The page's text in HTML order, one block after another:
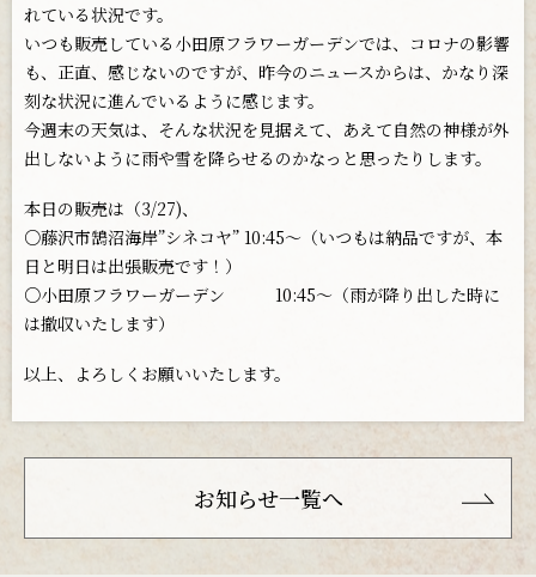
れている状況です。
いつも販売している小田原フラワーガーデンでは、コロナの影響
も、正直、感じないのですが、昨今のニュースからは、かなり深
刻な状況に進んでいるように感じます。
今週末の天気は、そんな状況を見据えて、あえて自然の神様が外
出しないように雨や雪を降らせるのかなっと思ったりします。
本日の販売は（3/27)、
○藤沢市鵠沼海岸”シネコヤ” 10:45〜（いつもは納品ですが、本
日と明日は出張販売です！）
○小田原フラワーガーデン 10:45〜（雨が降り出した時に
は撤収いたします）
以上、よろしくお願いいたします。
お知らせ一覧へ